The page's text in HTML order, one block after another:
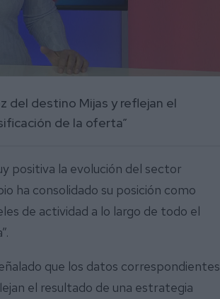
del destino Mijas y reflejan el
de la oferta”
positiva la evolución del sector
ha consolidado su posición como
de actividad a lo largo de todo el
que los datos correspondientes
el resultado de una estrategia